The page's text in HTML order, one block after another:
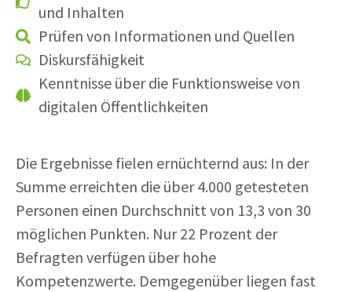
und Inhalten
Prüfen von Informationen und Quellen
Diskursfähigkeit
Kenntnisse über die Funktionsweise von
digitalen Öffentlichkeiten
Die Ergebnisse fielen ernüchternd aus: In der
Summe erreichten die über 4.000 getesteten
Personen einen Durchschnitt von 13,3 von 30
möglichen Punkten. Nur 22 Prozent der
Befragten verfügen über hohe
Kompetenzwerte. Demgegenüber liegen fast